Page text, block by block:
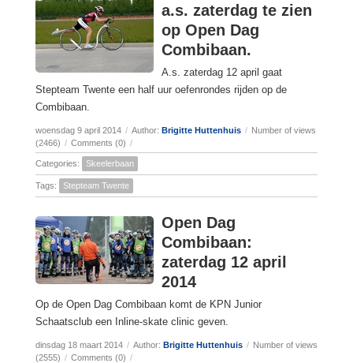
a.s. zaterdag te zien
op Open Dag
Combibaan.
A.s. zaterdag 12 april gaat
Stepteam Twente een half uur oefenrondes rijden op de
Combibaan.
woensdag 9 april 2014 / Author: Brigitte Huttenhuis / Number of views
(2466) / Comments (0) /
Categories: Skeelerbaan
Tags: Stepteam Twente
Open Dag
Combibaan:
zaterdag 12 april
2014
Op de Open Dag Combibaan komt de KPN Junior
Schaatsclub een Inline-skate clinic geven.
dinsdag 18 maart 2014 / Author: Brigitte Huttenhuis / Number of views
(2555) / Comments (0) /